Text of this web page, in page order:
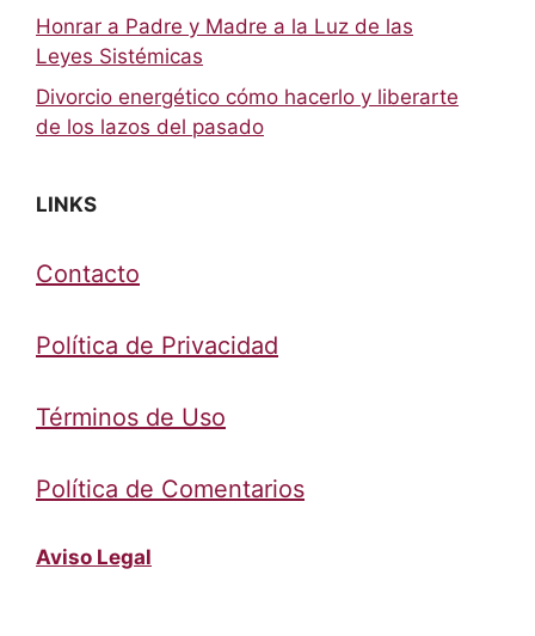
Honrar a Padre y Madre a la Luz de las
Leyes Sistémicas
Divorcio energético cómo hacerlo y liberarte
de los lazos del pasado
LINKS
Contacto
Política de Privacidad
Términos de Uso
Política de Comentarios
Aviso Legal